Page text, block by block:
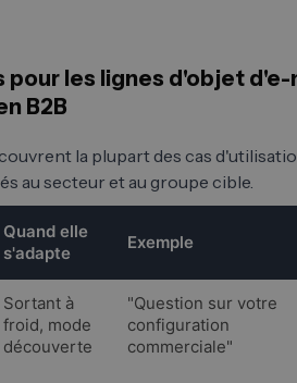
pour les lignes d'objet
B2B
la plupart des cas
au secteur et au groupe cible.
Quand elle
s'adapte
Exemple
Sortant à
froid, mode
découverte
"Question sur votre
configuration
commerciale"